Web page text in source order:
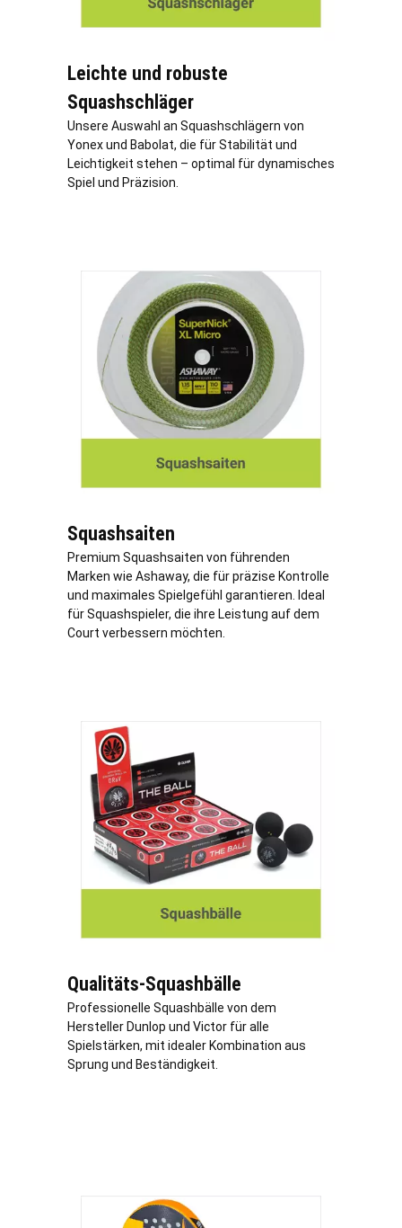
Leichte und robuste
Squashschläger
Unsere Auswahl an Squashschlägern von
Yonex und Babolat, die für Stabilität und
Leichtigkeit stehen – optimal für dynamisches
Spiel und Präzision.
Squashsaiten
Premium Squashsaiten von führenden
Marken wie Ashaway, die für präzise Kontrolle
und maximales Spielgefühl garantieren. Ideal
für Squashspieler, die ihre Leistung auf dem
Court verbessern möchten.
Qualitäts-Squashbälle
Professionelle Squashbälle von dem
Hersteller Dunlop und Victor für alle
Spielstärken, mit idealer Kombination aus
Sprung und Beständigkeit.